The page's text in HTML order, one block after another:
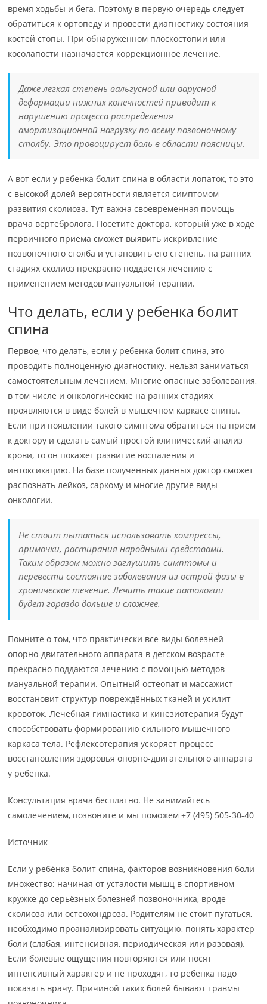
время ходьбы и бега. Поэтому в первую очередь следует
обратиться к ортопеду и провести диагностику состояния
костей стопы. При обнаруженном плоскостопии или
косолапости назначается коррекционное лечение.
Даже легкая степень вальгусной или варусной
деформации нижних конечностей приводит к
нарушению процесса распределения
амортизационной нагрузку по всему позвоночному
столбу. Это провоцирует боль в области поясницы.
А вот если у ребенка болит спина в области лопаток, то это
с высокой долей вероятности является симптомом
развития сколиоза. Тут важна своевременная помощь
врача вертебролога. Посетите доктора, который уже в ходе
первичного приема сможет выявить искривление
позвоночного столба и установить его степень. на ранних
стадиях сколиоз прекрасно поддается лечению с
применением методов мануальной терапии.
Что делать, если у ребенка болит
спина
Первое, что делать, если у ребенка болит спина, это
проводить полноценную диагностику. нельзя заниматься
самостоятельным лечением. Многие опасные заболевания,
в том числе и онкологические на ранних стадиях
проявляются в виде болей в мышечном каркасе спины.
Если при появлении такого симптома обратиться на прием
к доктору и сделать самый простой клинический анализ
крови, то он покажет развитие воспаления и
интоксикацию. На базе полученных данных доктор сможет
распознать лейкоз, саркому и многие другие виды
онкологии.
Не стоит пытаться использовать компрессы,
примочки, растирания народными средствами.
Таким образом можно заглушить симптомы и
перевести состояние заболевания из острой фазы в
хроническое течение. Лечить такие патологии
будет гораздо дольше и сложнее.
Помните о том, что практически все виды болезней
опорно-двигательного аппарата в детском возрасте
прекрасно поддаются лечению с помощью методов
мануальной терапии. Опытный остеопат и массажист
восстановит структур повреждённых тканей и усилит
кровоток. Лечебная гимнастика и кинезиотерапия будут
способствовать формированию сильного мышечного
каркаса тела. Рефлексотерапия ускоряет процесс
восстановления здоровья опорно-двигательного аппарата
у ребенка.
Консультация врача бесплатно. Не занимайтесь
самолечением, позвоните и мы поможем +7 (495) 505-30-40
Источник
Если у ребёнка болит спина, факторов возникновения боли
множество: начиная от усталости мышц в спортивном
кружке до серьёзных болезней позвоночника, вроде
сколиоза или остеохондроза. Родителям не стоит пугаться,
необходимо проанализировать ситуацию, понять характер
боли (слабая, интенсивная, периодическая или разовая).
Если болевые ощущения повторяются или носят
интенсивный характер и не проходят, то ребёнка надо
показать врачу. Причиной таких болей бывают травмы